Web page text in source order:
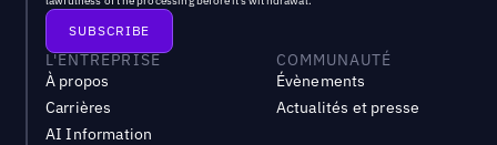
L'ENTREPRISE
À propos
Carrières
AI Information
COMMUNAUTÉ
Évènements
Actualités et presse